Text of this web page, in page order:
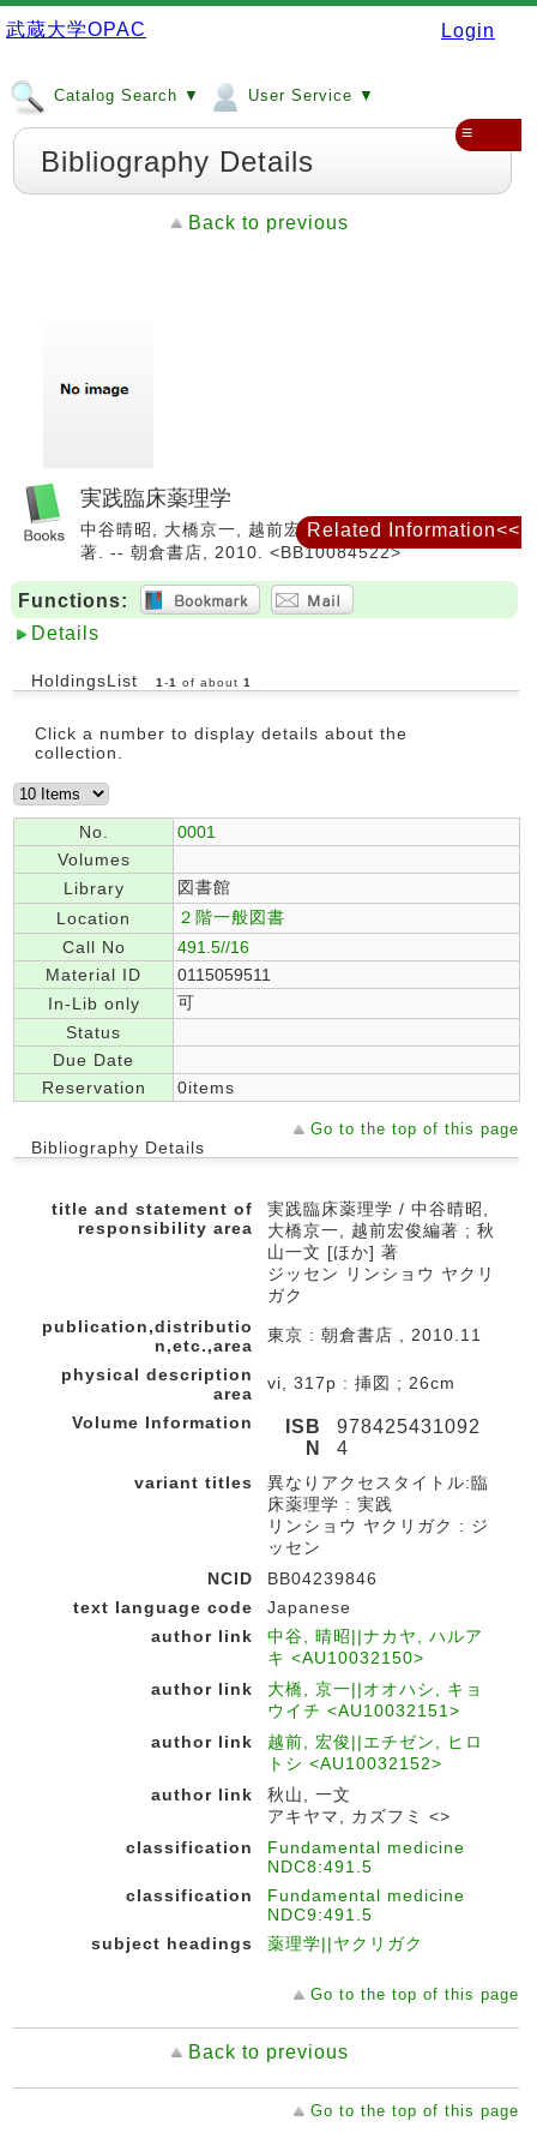
武蔵大学OPAC Login
Catalog Search ▼ User Service ▼
≡
Bibliography Details
Back to previous
実践臨床薬理学
中谷晴昭, 大橋京一, 越前宏俊編著 ; 秋山一文 [ほか]
著. -- 朝倉書店, 2010. <BB10084522>
Functions:
Details
HoldingsList 1 -1 of about 1
Click a number to display details about the
collection.
No.
0001
Volumes
Library
図書館
Location
２階一般図書
Call No
491.5//16
Material ID
0115059511
In-Lib only
可
Status
Due Date
Reservation
0items
Go to the top of this page
Bibliography Details
title and statement of
responsibility area
実践臨床薬理学 / 中谷晴昭,
大橋京一, 越前宏俊編著 ; 秋
山一文 [ほか] 著
ジッセン リンショウ ヤクリ
ガク
publication,distributio
n,etc.,area
東京 : 朝倉書店 , 2010.11
physical description
area
vi, 317p : 挿図 ; 26cm
Volume Information
ISB
N
978425431092
4
variant titles
異なりアクセスタイトル:臨
床薬理学 : 実践
リンショウ ヤクリガク : ジ
ッセン
NCID
BB04239846
text language code
Japanese
author link
中谷, 晴昭||ナカヤ, ハルア
キ <AU10032150>
author link
大橋, 京一||オオハシ, キョ
ウイチ <AU10032151>
author link
越前, 宏俊||エチゼン, ヒロ
トシ <AU10032152>
author link
秋山, 一文
アキヤマ, カズフミ <>
classification
Fundamental medicine
NDC8:491.5
classification
Fundamental medicine
NDC9:491.5
subject headings
薬理学||ヤクリガク
Go to the top of this page
Back to previous
Go to the top of this page
Related Information<<